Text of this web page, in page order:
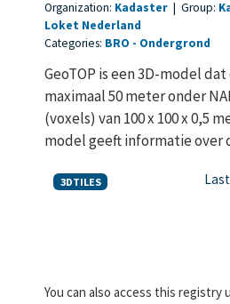
Organization: Kadaster | Group:
Loket Nederland
Categories: BRO Ondergrond
GeoTOP is een 3D-model
maximaal 50 meter onder
(voxels) van 100 x 100 x 0,5
model geeft informatie over
3DTILES
You can also access this registry